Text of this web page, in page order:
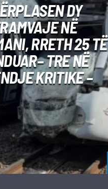
DY
NË
RRETH 25 TË
TRE NË
KRITIKE –